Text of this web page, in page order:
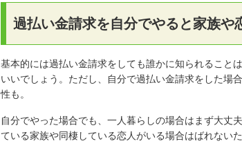
過払い金請求を自分でやると家族や
基本的には過払い金請求をしても誰かに知られること
いいでしょう。ただし、自分で過払い金請求をした場
性も。
自分でやった場合でも、一人暮らしの場合はまず大丈
ている家族や同棲している恋人がいる場合はばれない